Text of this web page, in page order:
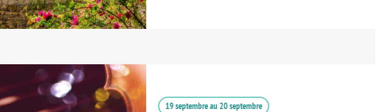
19 septembreau 20 septembre